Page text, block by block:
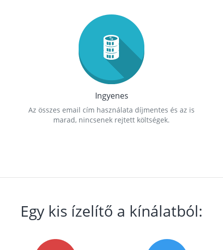
Ingyenes
Az összes email cím használata díjmentes és az is
marad, nincsenek rejtett költségek.
Egy kis ízelítő a kínálatból: